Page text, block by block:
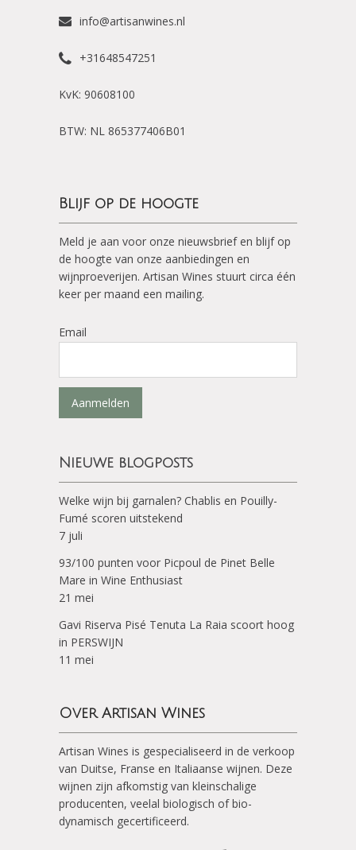
info@artisanwines.nl
+31648547251
KvK: 90608100
BTW: NL 865377406B01
Blijf op de hoogte
Meld je aan voor onze nieuwsbrief en blijf op
de hoogte van onze aanbiedingen en
wijnproeverijen. Artisan Wines stuurt circa één
keer per maand een mailing.
Email
Aanmelden
Nieuwe blogposts
Welke wijn bij garnalen? Chablis en Pouilly-
Fumé scoren uitstekend
7 juli
93/100 punten voor Picpoul de Pinet Belle
Mare in Wine Enthusiast
21 mei
Gavi Riserva Pisé Tenuta La Raia scoort hoog
in PERSWIJN
11 mei
Over Artisan Wines
Artisan Wines is gespecialiseerd in de verkoop
van Duitse, Franse en Italiaanse wijnen. Deze
wijnen zijn afkomstig van kleinschalige
producenten, veelal biologisch of bio-
dynamisch gecertificeerd.